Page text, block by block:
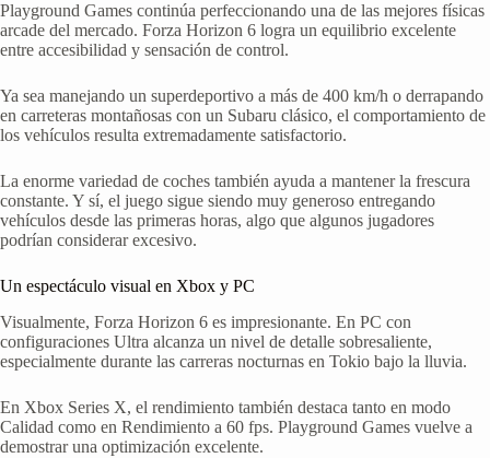
Playground Games continúa perfeccionando una de las mejores físicas
arcade del mercado. Forza Horizon 6 logra un equilibrio excelente
entre accesibilidad y sensación de control.
Ya sea manejando un superdeportivo a más de 400 km/h o derrapando
en carreteras montañosas con un Subaru clásico, el comportamiento de
los vehículos resulta extremadamente satisfactorio.
La enorme variedad de coches también ayuda a mantener la frescura
constante. Y sí, el juego sigue siendo muy generoso entregando
vehículos desde las primeras horas, algo que algunos jugadores
podrían considerar excesivo.
Un espectáculo visual en Xbox y PC
Visualmente, Forza Horizon 6 es impresionante. En PC con
configuraciones Ultra alcanza un nivel de detalle sobresaliente,
especialmente durante las carreras nocturnas en Tokio bajo la lluvia.
En Xbox Series X, el rendimiento también destaca tanto en modo
Calidad como en Rendimiento a 60 fps. Playground Games vuelve a
demostrar una optimización excelente.